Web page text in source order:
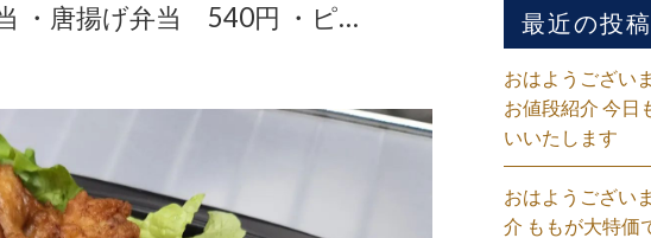
・唐揚げ弁当 540円 ・ピ… 最近の投稿
おはようござい
お値段紹介 今日
いいたします
おはようござい
介 ももが大特価